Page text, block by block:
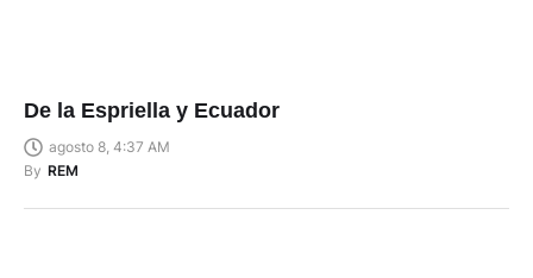
De la Espriella y Ecuador
agosto 8, 4:37 AM
By REM